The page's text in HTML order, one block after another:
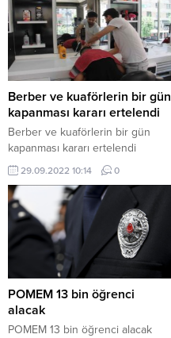
Berber ve kuaförlerin bir gün
kapanması kararı ertelendi
Berber ve kuaförlerin bir gün
kapanması kararı ertelendi
29.09.2022 10:14 0
POMEM 13 bin öğrenci
alacak
POMEM 13 bin öğrenci alacak